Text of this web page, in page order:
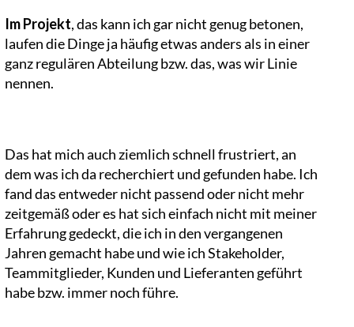
Im Projekt, das kann ich gar nicht genug betonen,
laufen die Dinge ja häufig etwas anders als in einer
ganz regulären Abteilung bzw. das, was wir Linie
nennen.
Das hat mich auch ziemlich schnell frustriert, an
dem was ich da recherchiert und gefunden habe. Ich
fand das entweder nicht passend oder nicht mehr
zeitgemäß oder es hat sich einfach nicht mit meiner
Erfahrung gedeckt, die ich in den vergangenen
Jahren gemacht habe und wie ich Stakeholder,
Teammitglieder, Kunden und Lieferanten geführt
habe bzw. immer noch führe.